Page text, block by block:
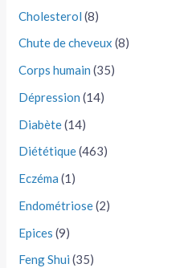
Cholesterol (8)
Chute de cheveux (8)
Corps humain (35)
Dépression (14)
Diabète(14)
Diététique(463)
Eczéma (1)
Endométriose(2)
Epices (9)
Feng Shui (35)